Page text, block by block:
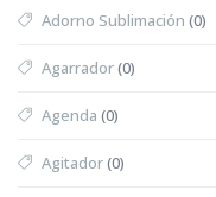
Adorno Sublimación (0)
Agarrador(0)
Agenda (0)
Agitador(0)